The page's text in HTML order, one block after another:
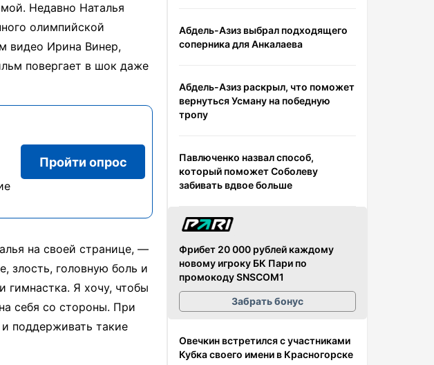
Недавно Наталья
олимпийской
видео Ирина Винер,
повергает в шок даже
Пройти опрос
на своей странице, —
злость, головную боль и
гимнастка. Я хочу, чтобы
себя со стороны. При
поддерживать такие
Абдель-Азиз выбрал подходящего
соперника для Анкалаева
Абдель-Азиз раскрыл, что поможет
вернуться Усману на победную
тропу
Павлюченко назвал способ,
который поможет Соболеву
забивать вдвое больше
Фрибет 20 000 рублей каждому
новому игроку БК Пари по
промокоду SNSCOM1
Забрать бонус
Овечкин встретился с участниками
Кубка своего имени в Красногорске